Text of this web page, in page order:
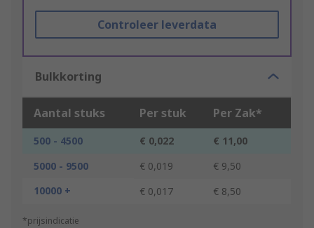
Controleer leverdata
Bulkkorting
Aantal stuks Per stuk Per Zak*
500 - 4500 € 0,022
€ 11,00
5000 - 9500
€ 0,019
€ 9,50
10000 +
€ 0,017 € 8,50
*prijsindicatie